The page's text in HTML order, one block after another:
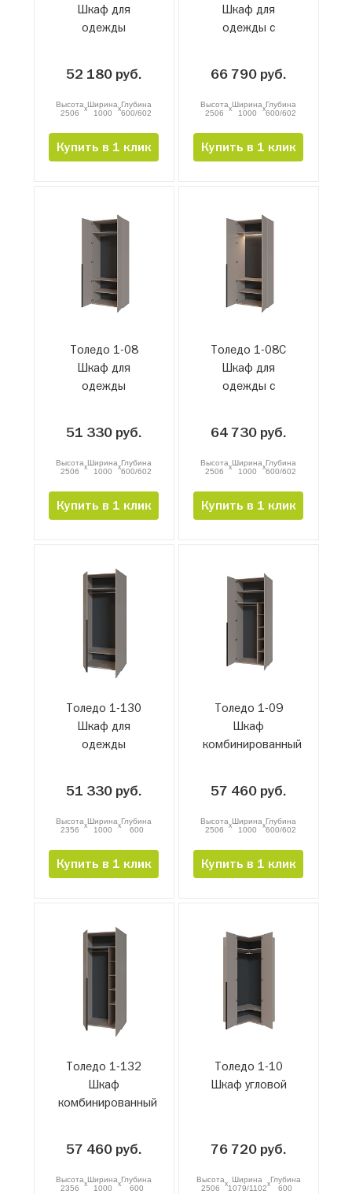
Шкаф для
одежды
52 180 руб.
Высота
2506
xШирина
1000
xГлубина
600/602
Купить в 1 клик
Шкаф для
одежды с
66 790 руб.
Высота
2506
xШирина
1000
xГлубина
600/602
Купить в 1 клик
Толедо 1-08
Шкаф для
одежды
51 330 руб.
Высота
2506
xШирина
1000
xГлубина
600/602
Купить в 1 клик
Толедо 1-08С
Шкаф для
одежды с
64 730 руб.
Высота
2506
xШирина
1000
xГлубина
600/602
Купить в 1 клик
Толедо 1-130
Шкаф для
одежды
51 330 руб.
Высота
2356
xШирина
1000
xГлубина
600
Купить в 1 клик
Толедо 1-09
Шкаф
комбинированный
57 460 руб.
Высота
2506
xШирина
1000
xГлубина
600/602
Купить в 1 клик
Толедо 1-132
Шкаф
комбинированный
57 460 руб.
Высота
2356
xШирина
1000
xГлубина
600
Толедо 1-10
Шкаф угловой
76 720 руб.
Высота
2506 x Ширина
1079/1102xГлубина
600